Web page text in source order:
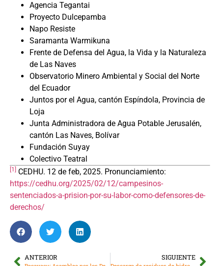
Agencia Tegantai
Proyecto Dulcepamba
Napo Resiste
Saramanta Warmikuna
Frente de Defensa del Agua, la Vida y la Naturaleza
de Las Naves
Observatorio Minero Ambiental y Social del Norte
del Ecuador
Juntos por el Agua, cantón Espíndola, Provincia de
Loja
Junta Administradora de Agua Potable Jerusalén,
cantón Las Naves, Bolívar
Fundación Suyay
Colectivo Teatral
[1]
CEDHU. 12 de feb, 2025. Pronunciamiento:
https://cedhu.org/2025/02/12/campesinos-
sentenciados-a-prision-por-su-labor-como-defensores-de-
derechos/
ANTERIOR SIGUIENTE